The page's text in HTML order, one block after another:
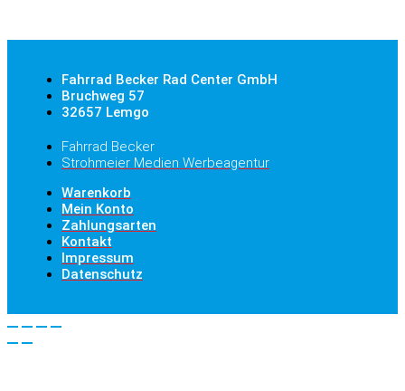
Fahrrad Becker Rad Center GmbH
Bruchweg 57
32657 Lemgo
Fahrrad Becker
Strohmeier Medien Werbeagentur
Warenkorb
Mein Konto
Zahlungsarten
Kontakt
Impressum
Datenschutz